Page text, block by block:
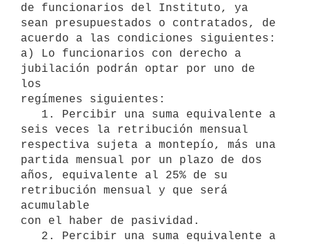
de funcionarios del Instituto, ya
sean presupuestados o contratados, de
acuerdo a las condiciones siguientes:
a) Lo funcionarios con derecho a
jubilación podrán optar por uno de
los
regímenes siguientes:
seis veces la retribución mensual
respectiva sujeta a montepío, más una
partida mensual por un plazo de dos
años, equivalente al 25% de su
retribución mensual y que será
acumulable
con el haber de pasividad.